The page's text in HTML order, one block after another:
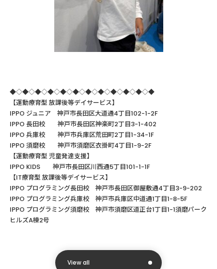
◆◇◆◇◆◇◆◇◆◇◆◇◆◇◆◇◆◇◆◇◆◇◆
【運動療育型放課後等デイサービス】
IPPO ジュニア 神戸市長田区大道通4丁目102-1-2F
IPPO 長田校 神戸市長田区神楽町2丁目3-1-402
IPPO 兵庫校 神戸市兵庫区荒田町2丁目1-34-1F
IPPO 須磨校 神戸市須磨区衣掛町4丁目1-9-2F
【運動療育型児童発達支援】
IPPO KIDS 神戸市長田区川西通5丁目101-1-1F
【IT療育型放課後等デイサービス】
IPPO プログラミング長田校 神戸市長田区御屋敷通4丁目3-9-202
IPPO プログラミング兵庫校 神戸市兵庫区中道通1丁目1-8-5F
IPPO プログラミング須磨校 神戸市須磨区道正台1丁目1-1須磨パーク
ヒルズA棟2号
View all